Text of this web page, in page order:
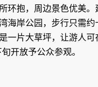
环抱，周边景色优美
海岸公园，步行只需
一片大草坪，让游人
开放予公众参观。